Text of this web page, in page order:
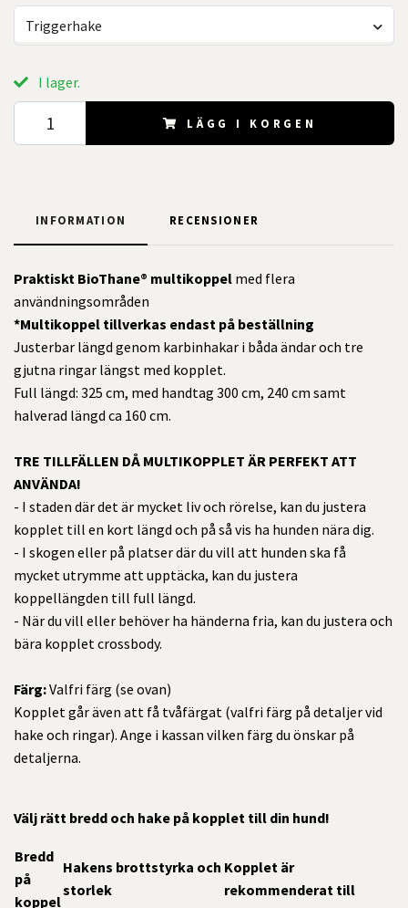
Triggerhake
I lager.
LÄGG I KORGEN
INFORMATION RECENSIONER
Praktiskt BioThane® multikoppel med flera
användningsområden
*Multikoppel tillverkas endast på beställning
Justerbar längd genom karbinhakar i båda ändar och tre
gjutna ringar längst med kopplet.
Full längd: 325 cm, med handtag 300 cm, 240 cm samt
halverad längd ca 160 cm.
TRE TILLFÄLLEN DÅ MULTIKOPPLET ÄR PERFEKT ATT
ANVÄNDA!
- I staden där det är mycket liv och rörelse, kan du justera
kopplet till en kort längd och på så vis ha hunden nära dig.
- I skogen eller på platser där du vill att hunden ska få
mycket utrymme att upptäcka, kan du justera
koppellängden till full längd.
- När du vill eller behöver ha händerna fria, kan du justera och
bära kopplet crossbody.
Färg:Valfri färg (se ovan)
Kopplet går även att få tvåfärgat (valfri färg på detaljer vid
hake och ringar). Ange i kassan vilken färg du önskar på
detaljerna.
Välj rätt bredd och hake på kopplet till din hund!
Bredd
på
koppel
Hakens brottstyrka och
storlek
Kopplet är
rekommenderat till